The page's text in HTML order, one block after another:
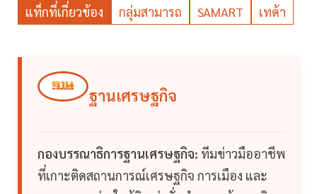
แท็กที่เกี่ยวข้อง กลุ่มสามารถ SAMART เทด้า
ฐานเศรษฐกิจ
กองบรรณาธิการฐานเศรษฐกิจ: ทีมข่าวมืออาชีพ
ที่เกาะติดสถานการณ์เศรษฐกิจ การเมือง และ